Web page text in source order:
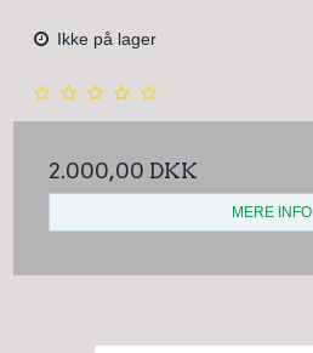
Ikke på lager
2.000,00 DKK
MERE INFO